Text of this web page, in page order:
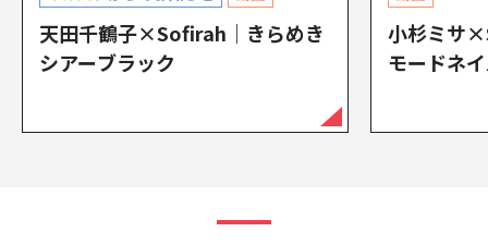
天田千鶴子×Sofirah｜きらめき
シアーブラック
小杉ミサ
モードネ